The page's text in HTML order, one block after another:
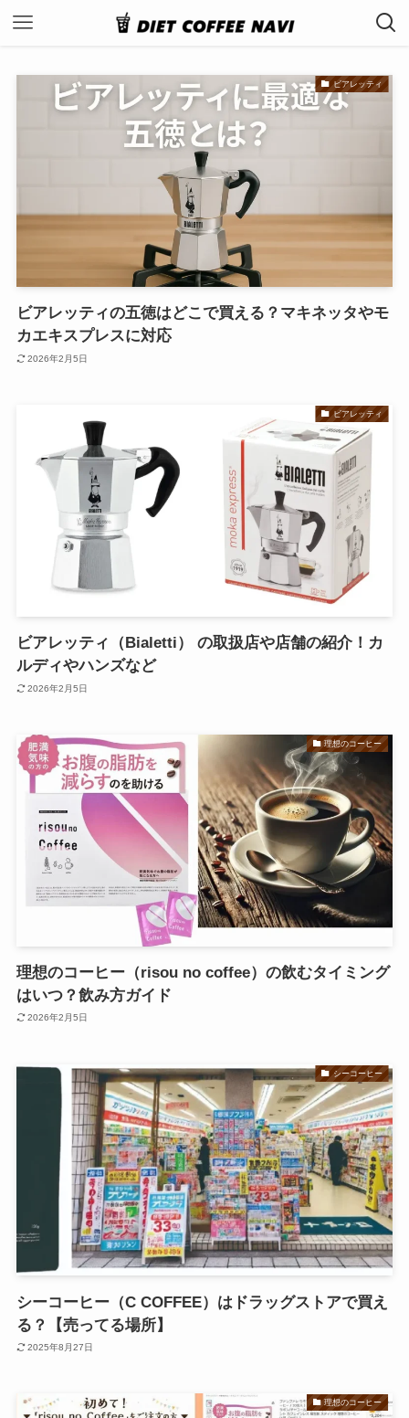
ビアレッティ
ビアレッティの五徳はどこで買える？マキネッタやモ
カエキスプレスに対応
2026年2月5日
ビアレッティ
ビアレッティ（Bialetti） の取扱店や店舗の紹介！カ
ルディやハンズなど
2026年2月5日
理想のコーヒー
理想のコーヒー（risou no coffee）の飲むタイミング
はいつ？飲み方ガイド
2026年2月5日
シーコーヒー
シーコーヒー（C COFFEE）はドラッグストアで買え
る？【売ってる場所】
2025年8月27日
理想のコーヒー